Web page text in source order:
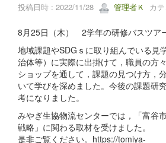
投稿日時 : 2022/11/28 管理者Ｋ カ
8月25日（木） 2学年の研修バスツア
地域課題やSDGｓに取り組んでいる見
治体等）に実際に出掛けて，職員の方
ショップを通して，課題の見つけ方，
いて学びを深めました。今後の課題研
考になりました。
みやぎ生協物流センターでは，「富谷
戦略」に関わる取材を受けました。
是非ご覧ください。https://tomiya-